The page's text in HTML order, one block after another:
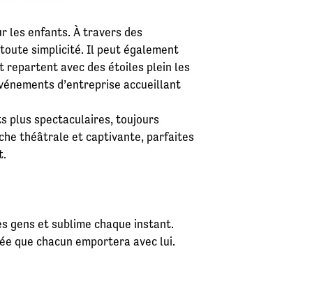
les enfants. À travers des
simplicité. Il peut également
repartent avec des étoiles plein les
d’entreprise accueillant
plus spectaculaires, toujours
théâtrale et captivante, parfaites
gens et sublime chaque instant.
que chacun emportera avec lui.